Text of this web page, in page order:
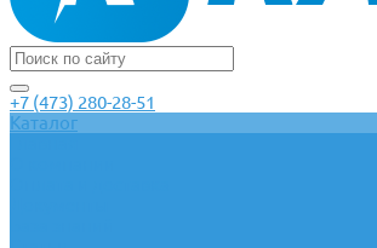
+7 (473) 280-28-51
Каталог